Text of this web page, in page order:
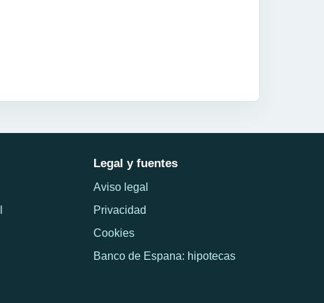
Legal y fuentes
Aviso legal
Privacidad
Cookies
Banco de Espana: hipotecas